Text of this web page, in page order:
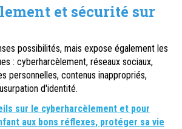
et sécurité sur
possibilités, mais expose également les
: cyberharcèlement, réseaux sociaux,
personnelles, contenus inappropriés,
d'identité.
sur le cyberharcèlement et pour
aux bons réflexes, protéger sa vie